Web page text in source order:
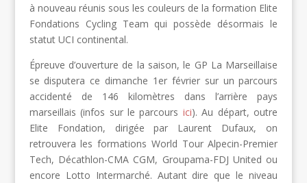
à nouveau réunis sous les couleurs de la formation Elite
Fondations Cycling Team qui possède désormais le
statut UCI continental.
Épreuve d’ouverture de la saison, le GP La Marseillaise
se disputera ce dimanche 1er février sur un parcours
accidenté de 146 kilomètres dans l’arrière pays
marseillais (infos sur le parcours ici). Au départ, outre
Elite Fondation, dirigée par Laurent Dufaux, on
retrouvera les formations World Tour Alpecin-Premier
Tech, Décathlon-CMA CGM, Groupama-FDJ United ou
encore Lotto Intermarché. Autant dire que le niveau